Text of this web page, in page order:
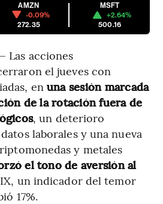
AMZN
-0.09%
272.35
MSFT
+2.64%
500.16
Las acciones
el jueves con
en una sesión marcada
de la rotación fuera de
, un deterioro
laborales y una nueva
y metales
el tono de aversión al
un indicador del temor
17%.